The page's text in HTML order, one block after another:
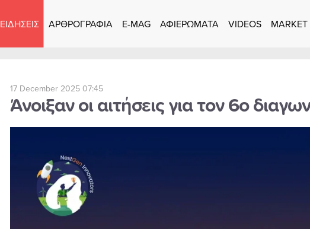
ΕΙΔΗΣΕΙΣ ΑΡΘΡΟΓΡΑΦΙΑ E-MAG ΑΦΙΕΡΩΜΑΤΑ VIDEOS MARKET
17 December 2025 07:45
Άνοιξαν οι αιτήσεις για τον 6ο